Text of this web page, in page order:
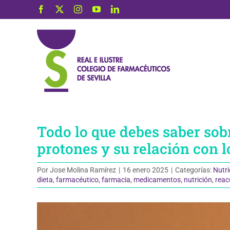
Facebook InstagramYouTubeLinkedIn
Todo lo que debes saber
protones y su relación con
PorJose Molina Ramírez | 16 enero 2025 | Categorías:
dieta, farmacéutico, farmacia, medicamentos, nutrición,